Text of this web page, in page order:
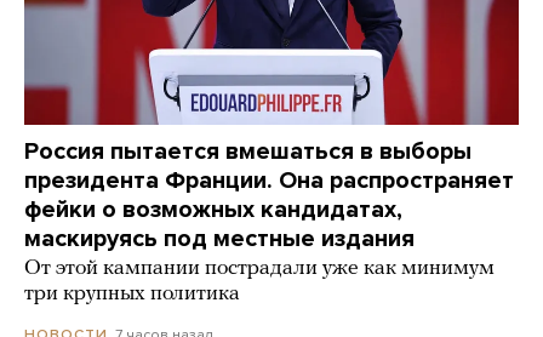
Россия пытается вмешаться в выборы
президента Франции. Она распространяет
фейки о возможных кандидатах,
маскируясь под местные издания
От этой кампании пострадали уже как минимум
три крупных политика